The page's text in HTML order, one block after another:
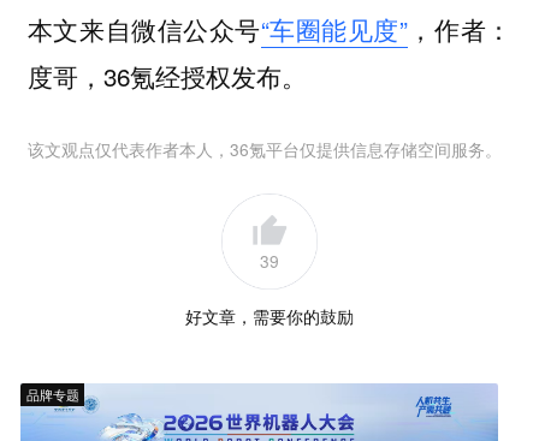
本文来自微信公众号“车圈能见度”，作者：
度哥，36氪经授权发布。
该文观点仅代表作者本人，36氪平台仅提供信息存储空间服务。
39
好文章，需要你的鼓励
品牌专题